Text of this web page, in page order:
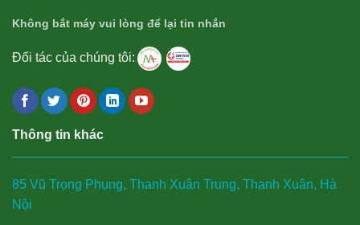
Không bắt máy vui lòng để lại tin nhắn
Đối tác của chúng tôi:
Thông tin khác
85 Vũ Trọng Phụng, Thanh Xuân Trung, Thanh Xuân, Hà
Nội